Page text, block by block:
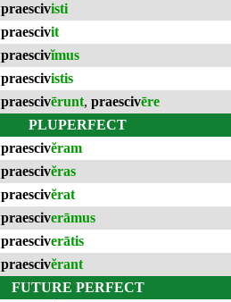
praescivisti
praescivit
praescivĭmus
praescivistis
praescivērunt, praescivēre
PLUPERFECT
praescivĕram
praescivĕras
praescivĕrat
praesciverāmus
praesciverātis
praescivĕrant
FUTURE PERFECT